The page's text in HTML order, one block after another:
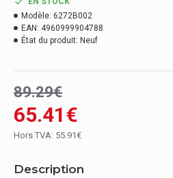
65.41€
89.29€
Hors TVA: 55.91€
Modèle: 6272B002
EAN: 4960999904788
État du produit: Neuf
Description